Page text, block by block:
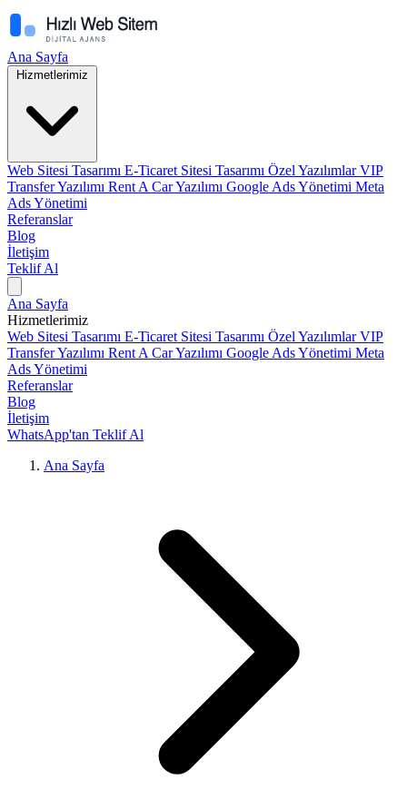
Ana Sayfa
Hizmetlerimiz
Web Sitesi Tasarımı E-Ticaret Sitesi Tasarımı Özel YazılımlarVIP
Transfer Yazılımı Rent A Car Yazılımı Google Ads Yönetimi Meta
Ads Yönetimi
Referanslar
Blog
İletişim
Teklif Al
Ana Sayfa
Hizmetlerimiz
Web Sitesi Tasarımı E-Ticaret Sitesi Tasarımı Özel YazılımlarVIP
Transfer Yazılımı Rent A Car Yazılımı Google Ads Yönetimi Meta
Ads Yönetimi
Referanslar
Blog
İletişim
WhatsApp'tan Teklif Al
Ana Sayfa